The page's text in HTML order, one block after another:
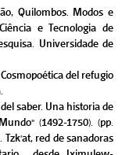
Quilombos. Modos e
e Tecnologia de
Universidade de
del refugio
saber. Una historia de
(1492-1750). (pp.
Tzk'at, red de sanadoras